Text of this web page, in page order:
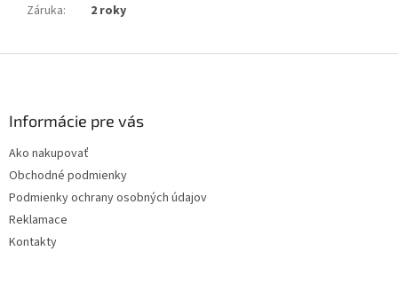
Záruka: 2 roky
Informácie pre vás
Ako nakupovať
Obchodné podmienky
Podmienky ochrany osobných údajov
Reklamace
Kontakty